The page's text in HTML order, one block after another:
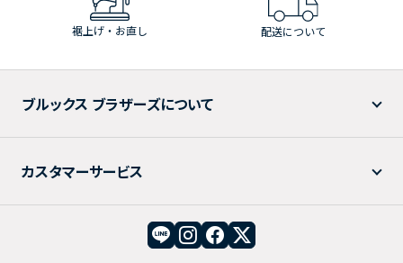
裾上げ・お直し 配送について
ブルックス ブラザーズについて
カスタマーサービス